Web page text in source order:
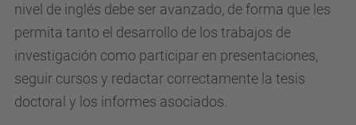
nivel de inglés debe ser avanzado, de forma que les
permita tanto el desarrollo de los trabajos de
investigación como participar en presentaciones,
seguir cursos y redactar correctamente la tesis
doctoral y los informes asociados.